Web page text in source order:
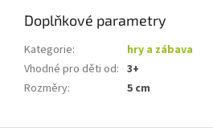
Doplňkové parametry
Kategorie:
hry a zábava
Vhodné pro děti od: 3+
Rozměry: 5 cm